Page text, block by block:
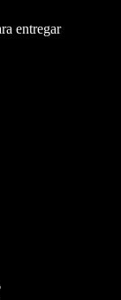
entregar